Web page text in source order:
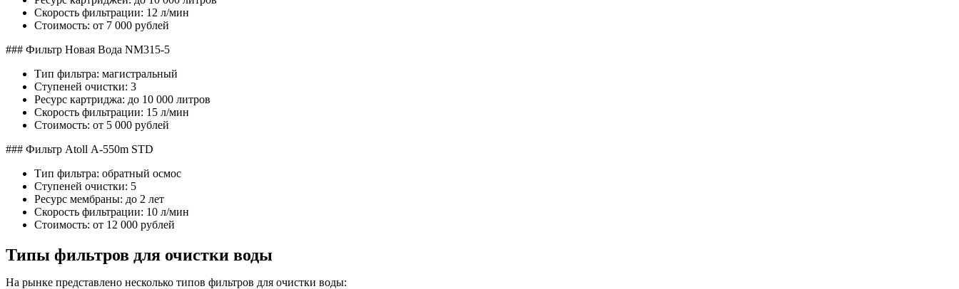
Скорость фильтрации: 12 л/мин
Стоимость: от 7 000 рублей
### Фильтр Новая Вода NM315-5
Тип фильтра: магистральный
Ступеней очистки: 3
Ресурс картриджа: до 10 000 литров
Скорость фильтрации: 15 л/мин
Стоимость: от 5 000 рублей
### Фильтр Atoll А-550m STD
Тип фильтра: обратный осмос
Ступеней очистки: 5
Ресурс мембраны: до 2 лет
Скорость фильтрации: 10 л/мин
Стоимость: от 12 000 рублей
Типы фильтров для очистки воды
На рынке представлено несколько типов фильтров для очистки воды: